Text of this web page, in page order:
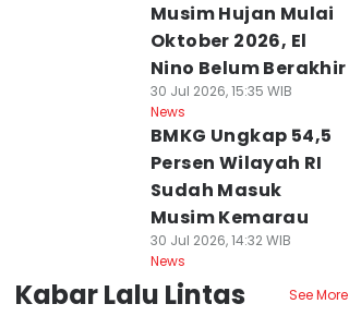
Musim Hujan Mulai
Oktober 2026, El
Nino Belum Berakhir
30 Jul 2026, 15:35 WIB
News
BMKG Ungkap 54,5
Persen Wilayah RI
Sudah Masuk
Musim Kemarau
30 Jul 2026, 14:32 WIB
News
Kabar Lalu Lintas See More